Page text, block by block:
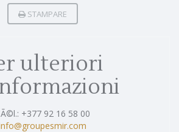
STAMPARE
ulteriori
+377 92 16 58 00